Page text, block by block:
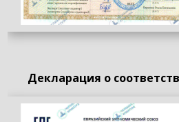
Декларация о